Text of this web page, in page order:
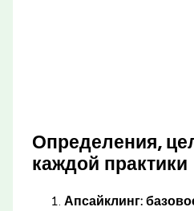
Определения,
каждой практики
Апсайклинг: